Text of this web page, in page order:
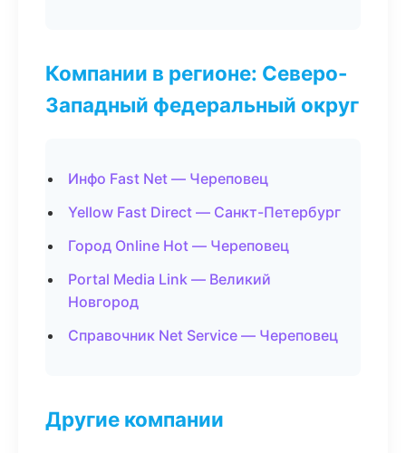
Компании в регионе: Северо-
Западный федеральный округ
Инфо Fast Net — Череповец
Yellow Fast Direct — Санкт-Петербург
Город Online Hot — Череповец
Portal Media Link — Великий
Новгород
Справочник Net Service — Череповец
Другие компании